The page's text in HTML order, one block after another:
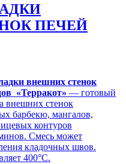
ПЕЧЕЙ
внешних стенок
«Терракот» — готовый
внешних стенок
барбекю, мангалов,
контуров
Смесь может
кладочных швов.
400°С.